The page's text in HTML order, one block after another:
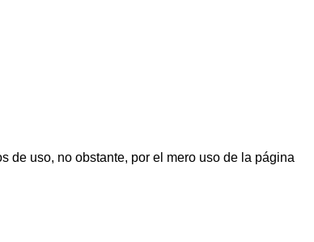
de uso, no obstante, por el mero uso de la página